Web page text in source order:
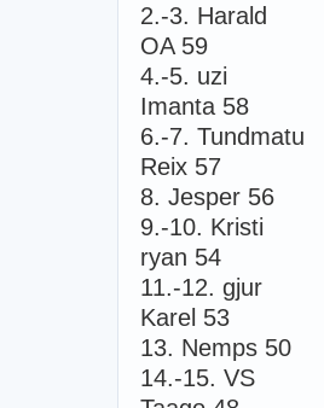
2.-3. Harald
OA 59
4.-5. uzi
Imanta 58
6.-7. Tundmatu
Reix 57
8. Jesper 56
9.-10. Kristi
ryan 54
11.-12. gjur
Karel 53
13. Nemps 50
14.-15. VS